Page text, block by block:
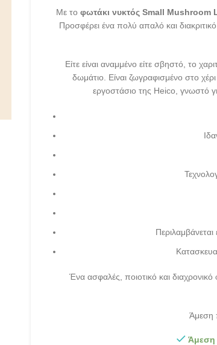
Με το φωτάκι νυκτός Small Mushroom
Προσφέρει ένα πολύ απαλό και
Είτε είναι αναμμένο είτε σβηστό, το
δωμάτιο. Είναι ζωγραφισμένο στο
εργοστάσιο της Heico, γνωστό
Περιλαμβάνεται
Ένα ασφαλές, ποιοτικό και
Άμεση
Άμεση